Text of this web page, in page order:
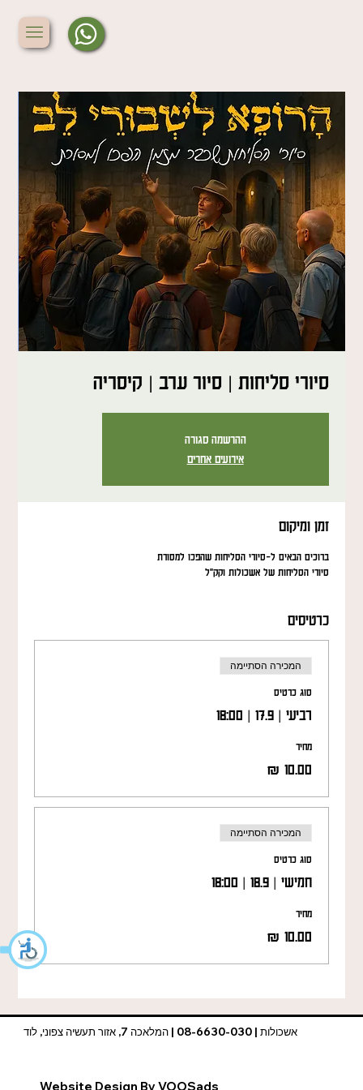
סיורי סליחות | סיור ערב | קיסריה
ההרשמה סגורה
אירועים אחרים
זמן ומיקום
ברוכים הבאים ל-סיורי הסליחות שהפכו למסורת
סיורי הסליחות של אשכולות וקק"ל
כרטיסים
המכירה הסתיימה
סוג כרטיס
רביעי | 17.9 | 18:00
מחיר
המכירה הסתיימה
סוג כרטיס
חמישי | 18.9 | 18:00
מחיר
אשכולות | 08-6630-030 | המלאכה 7, אזור תעשיה צפוני, לוד
Website Design By VOOSads